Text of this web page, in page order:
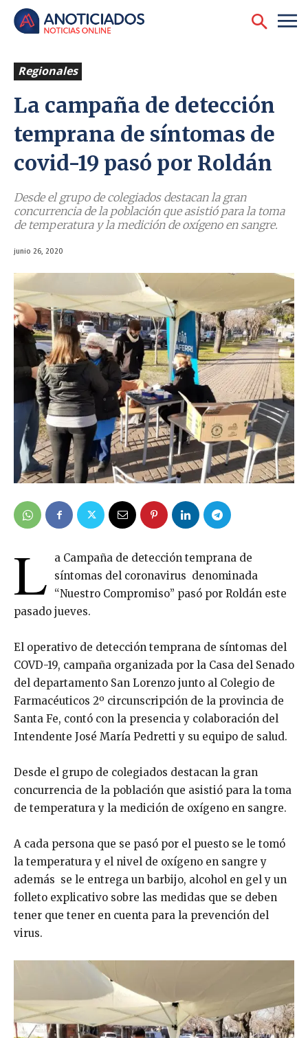
Regionales
La campaña de detección
temprana de síntomas de
covid-19 pasó por Roldán
Desde el grupo de colegiados destacan la gran
concurrencia de la población que asistió para la toma
de temperatura y la medición de oxígeno en sangre.
junio 26, 2020
L
a Campaña de detección temprana de
síntomas del coronavirus denominada
“Nuestro Compromiso” pasó por Roldán este
pasado jueves.
El operativo de detección temprana de síntomas del
COVD-19, campaña organizada por la Casa del Senado
del departamento San Lorenzo junto al Colegio de
Farmacéuticos 2º circunscripción de la provincia de
Santa Fe, contó con la presencia y colaboración del
Intendente José María Pedretti y su equipo de salud.
Desde el grupo de colegiados destacan la gran
concurrencia de la población que asistió para la toma
de temperatura y la medición de oxígeno en sangre.
A cada persona que se pasó por el puesto se le tomó
la temperatura y el nivel de oxígeno en sangre y
además se le entrega un barbijo, alcohol en gel y un
folleto explicativo sobre las medidas que se deben
tener que tener en cuenta para la prevención del
virus.